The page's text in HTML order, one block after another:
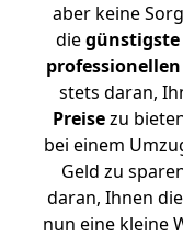
aber keine
diegünstigste
stets daran,
Preisezu
bei einem
Geld zu
daran, Ihnen
nun eine kleine